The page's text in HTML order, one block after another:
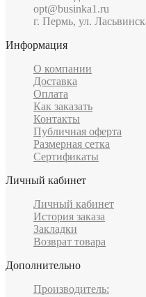
opt@businka1.ru
г. Пермь, ул.
Информация
О компании
Доставка
Оплата
Как заказать
Контакты
Публичная оферта
Размерная сетка
Сертификаты
Личный кабинет
Личный кабинет
История заказа
Закладки
Возврат товара
Дополнительно
Производитель: